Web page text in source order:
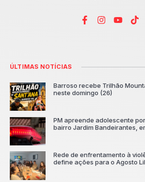
ÚLTIMAS NOTÍCIAS
Barroso recebe Trilhão
neste domingo (26)
PM apreende adolescente
bairro Jardim Bandeirantes,
Rede de enfrentamento à
define ações para o Agosto